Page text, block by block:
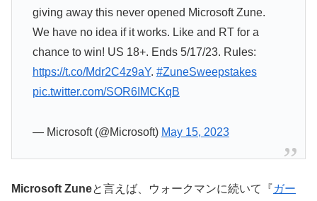
giving away this never opened Microsoft Zune.
We have no idea if it works. Like and RT for a
chance to win! US 18+. Ends 5/17/23. Rules:
https://t.co/Mdr2C4z9aY. #ZuneSweepstakes
pic.twitter.com/SOR6IMCKqB
— Microsoft (@Microsoft) May 15, 2023
Microsoft Zuneと言えば、ウォークマンに続いて『 ガー